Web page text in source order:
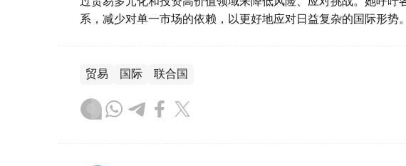
系，减少对单一市场的依赖，以更好地应对日益复杂的国际形势。
贸易 国际 联合国